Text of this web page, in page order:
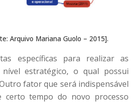
Arquivo Mariana Guolo – 2015].
específicas para realizar as
estratégico, o qual possui
fator que será indispensável
certo tempo do novo processo